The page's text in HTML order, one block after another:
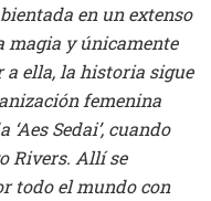
en un extenso
magia y únicamente
a ella, la historia sigue
femenina
Sedai’, cuando
Rivers. Allí se
todo el mundo con